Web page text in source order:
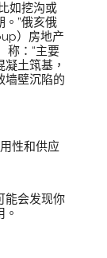
如挖沟或
。”俄亥俄
）房地产
称：“主要
土筑基，
墙壁沉陷的
性和供应
能会发现你
可用。